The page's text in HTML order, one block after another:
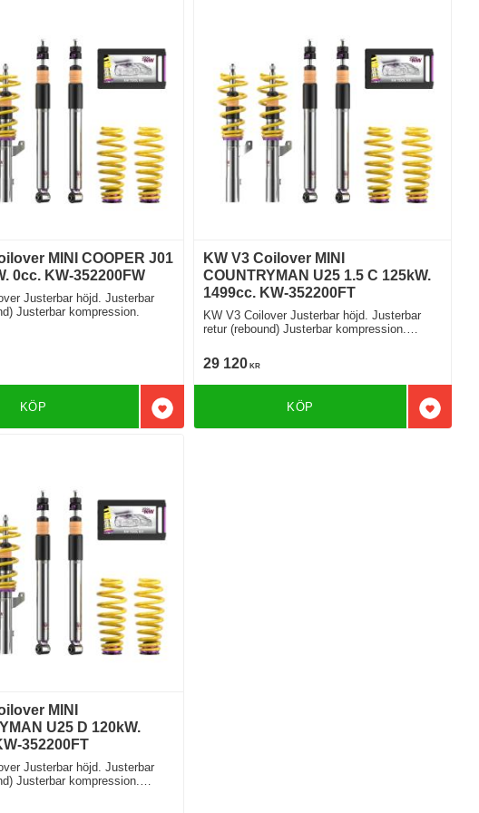
MINI COOPER J01
0cc. KW-352200FW
Justerbar höjd. Justerbar
Justerbar kompression.
Lägg till i favoriter
KÖP
KW V3 Coilover MINI
COUNTRYMAN U25 1.5 C 125kW.
1499cc. KW-352200FT
KW V3 Coilover Justerbar höjd. Justerbar
retur (rebound) Justerbar kompression.
29 120 KR
Lägg
KÖP
MINI
U25 D 120kW.
352200FT
Justerbar höjd. Justerbar
Justerbar kompression.